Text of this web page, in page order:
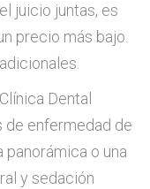
juicio juntas, es
precio más bajo.
Dental
de enfermedad de
panorámica o una
y sedación